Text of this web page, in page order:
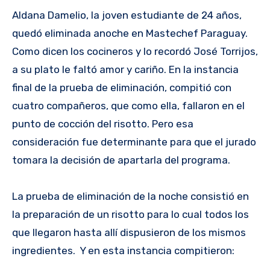
Aldana Damelio, la joven estudiante de 24 años,
quedó eliminada anoche en Mastechef Paraguay.
Como dicen los cocineros y lo recordó José Torrijos,
a su plato le faltó amor y cariño. En la instancia
final de la prueba de eliminación, compitió con
cuatro compañeros, que como ella, fallaron en el
punto de cocción del risotto. Pero esa
consideración fue determinante para que el jurado
tomara la decisión de apartarla del programa.
La prueba de eliminación de la noche consistió en
la preparación de un risotto para lo cual todos los
que llegaron hasta allí dispusieron de los mismos
ingredientes. Y en esta instancia compitieron: